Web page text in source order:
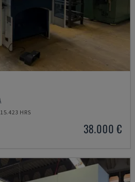
15.423 HRS
38.000 €